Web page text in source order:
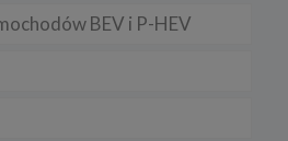
BEV i P-HEV